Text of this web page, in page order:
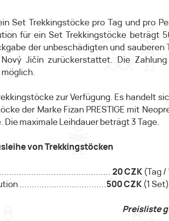
Set Trekkingstöcke pro Tag und pro
für ein Set Trekkingstöcke beträgt
der unbeschädigten und sauberen
Nový Jičín zurückerstattet. Die
zur Verfügung. Es handelt
der Marke Fizan PRESTIGE mit
Die maximale Leihdauer beträgt 3 Tage.
von Trekkingstöcken
20 CZK (Tag /
................................... 500 CZK (1 Set)
Preisliste